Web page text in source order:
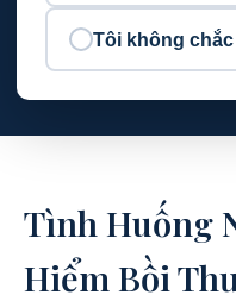
Tôi không chắc
Tình Huống
Hiểm Bồi